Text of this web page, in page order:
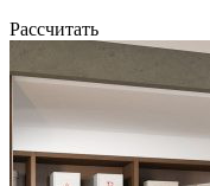
Рассчитать